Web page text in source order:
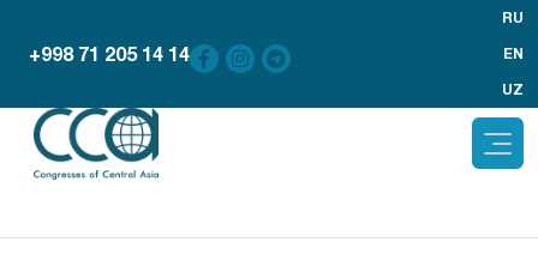
+998 71 205 14 14
RU
EN
UZ